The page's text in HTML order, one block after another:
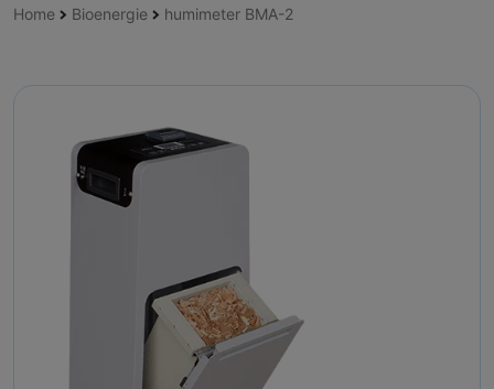
Home Bioenergie humimeter BMA-2